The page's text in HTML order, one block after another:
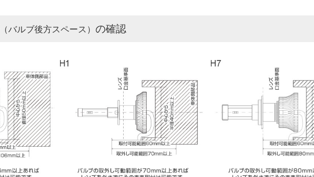
（バルブ後方スペース） の確認